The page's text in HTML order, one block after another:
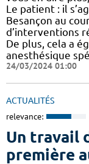
Le patient : il
Besançon au
d’interventions
De plus, cela a
anesthésique
24/03/2024 01:00
ACTUALITÉS
relevance:
Un travail
première